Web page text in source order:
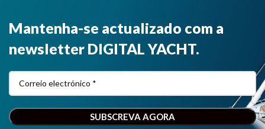
Mantenha-se actualizado com a
newsletter DIGITAL YACHT.